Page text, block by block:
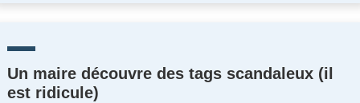
Un maire découvre des tags scandaleux (il
est ridicule)